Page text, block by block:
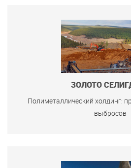
ЗОЛОТО
Полиметаллический холдинг:
выбросов